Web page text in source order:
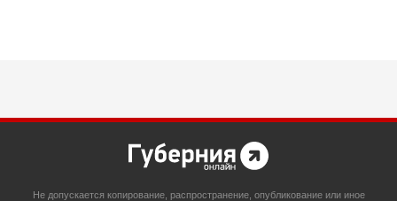
Не допускается копирование, распространение, опубликование или иное